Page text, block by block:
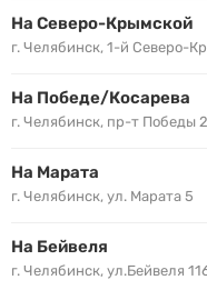
На Северо-Крымской
г. Челябинск, 1-й Северо-
На Победе/Косарева
г. Челябинск, пр-т Победы
На Марата
г. Челябинск, ул. Марата 5
На Бейвеля
г. Челябинск, ул.Бейвеля